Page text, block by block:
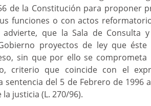
de la Constitución para proponer
funciones o con actos
advierte, que la Sala de Consulta
proyectos de ley que
sin que por ello se comprometa
criterio que coincide con el
sentencia del 5 de Febrero de 1996
justicia (L. 270/96).